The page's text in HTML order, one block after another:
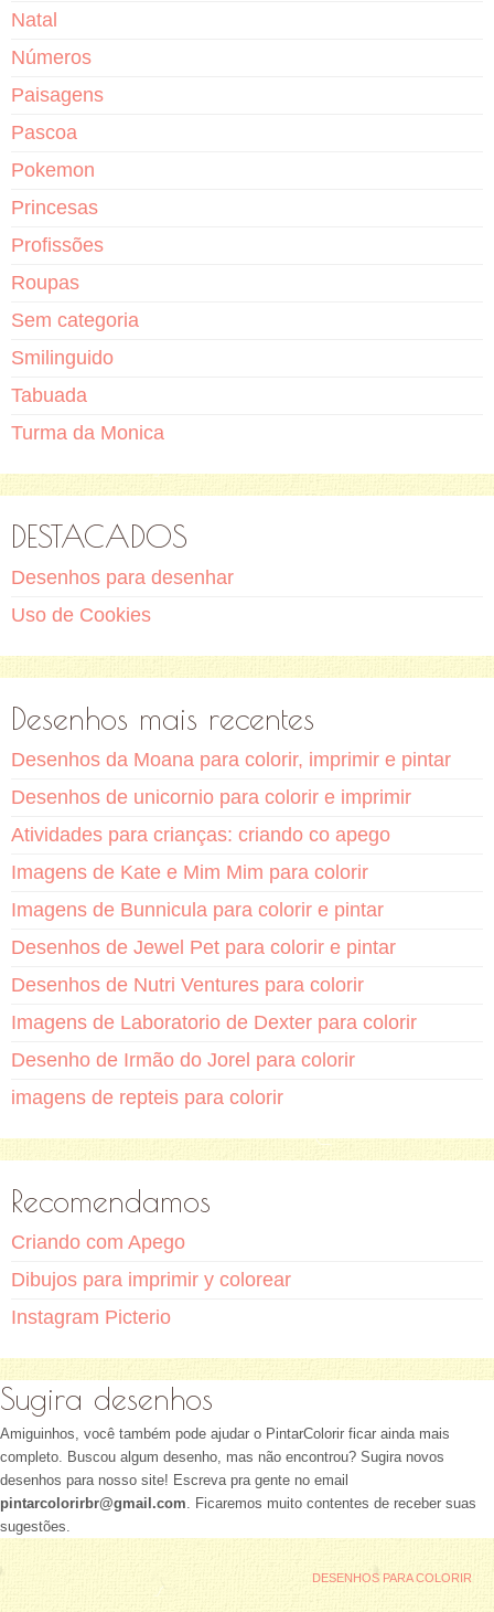
Natal
Números
Paisagens
Pascoa
Pokemon
Princesas
Profissões
Roupas
Sem categoria
Smilinguido
Tabuada
Turma da Monica
DESTACADOS
Desenhos para desenhar
Uso de Cookies
Desenhos mais recentes
Desenhos da Moana para colorir, imprimir e pintar
Desenhos de unicornio para colorir e imprimir
Atividades para crianças: criando co apego
Imagens de Kate e Mim Mim para colorir
Imagens de Bunnicula para colorir e pintar
Desenhos de Jewel Pet para colorir e pintar
Desenhos de Nutri Ventures para colorir
Imagens de Laboratorio de Dexter para colorir
Desenho de Irmão do Jorel para colorir
imagens de repteis para colorir
Recomendamos
Criando com Apego
Dibujos para imprimir y colorear
Instagram Picterio
Sugira desenhos
Amiguinhos, você também pode ajudar o PintarColorir ficar ainda mais
completo. Buscou algum desenho, mas não encontrou? Sugira novos
desenhos para nosso site! Escreva pra gente no email
pintarcolorirbr@gmail.com . Ficaremos muito contentes de receber suas
sugestões.
DESENHOS PARA COLORIR